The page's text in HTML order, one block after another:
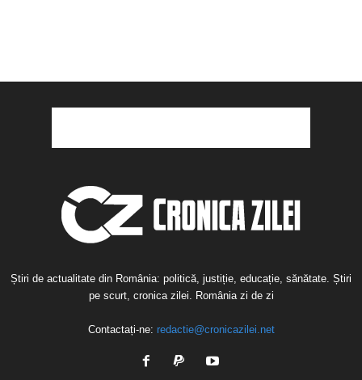
Știri de actualitate din România: politică, justiție, educație, sănătate. Știri
pe scurt, cronica zilei. România zi de zi
Contactați-ne: redactie@cronicazilei.net